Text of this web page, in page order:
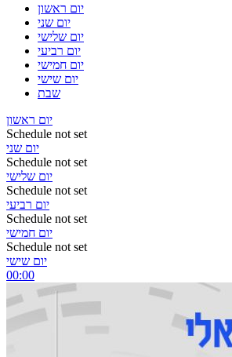
יום ראשון
יום שני
יום שלישי
יום רביעי
יום חמישי
יום שישי
שבת
יום ראשון
Schedule not set
יום שני
Schedule not set
יום שלישי
Schedule not set
יום רביעי
Schedule not set
יום חמישי
Schedule not set
יום שישי
00:00